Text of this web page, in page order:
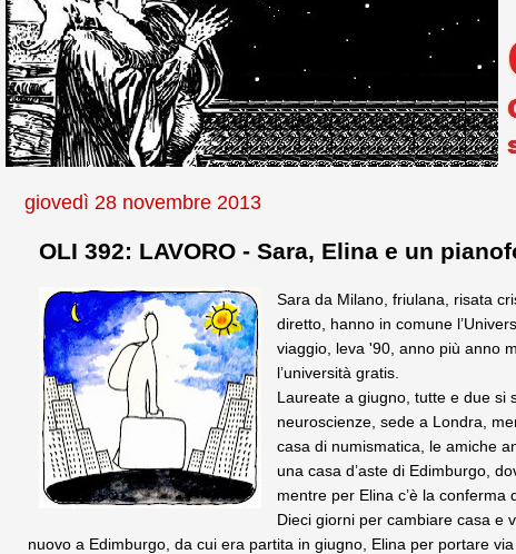
giovedì 28 novembre 2013
OLI 392: LAVORO - Sara, Elina e un
Sara da Milano, friulana, risata
diretto, hanno in comune
viaggio, leva '90, anno più anno
l’università gratis.
Laureate a giugno, tutte e due si
neuroscienze, sede a Londra,
casa di numismatica, le amiche
una casa d’aste di Edimburgo,
mentre per Elina c’è la
Dieci giorni per cambiare casa e
nuovo a Edimburgo, da cui era partita in giugno, Elina per portare